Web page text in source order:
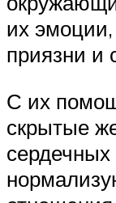
их
приязни и
С их
скрытые
сердечных